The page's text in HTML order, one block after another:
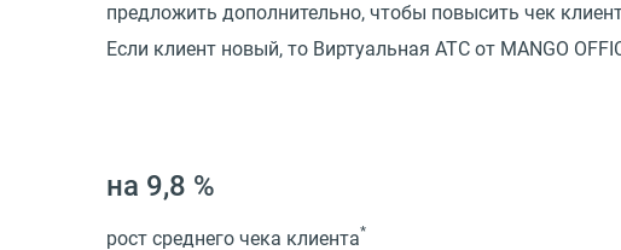
предложить дополнительно, чтобы повысить чек
Если клиент новый, то Виртуальная АТС от MANGO
на 9,8 %
рост среднего чека клиента*